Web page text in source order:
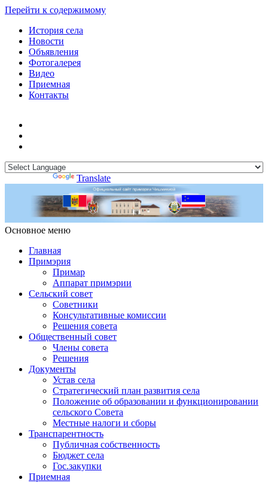
Перейти к содержимому
История села
Новости
Объявления
Фотогалерея
Видео
Приемная
Контакты
Translate
Основное меню
Примэрия Чишмикиой
Главная
Примэрия
Примар
Аппарат примэрии
Сельский совет
Советники
Консультативные комиссии
Решения совета
Общественный совет
Члены совета
Решения
Документы
Устав села
Стратегический план развития села
Положение об образовании и функционировании
сельского Совета
Местные налоги и сборы
Транспарентность
Публичная собственность
Бюджет села
Гос.закупки
Приемная